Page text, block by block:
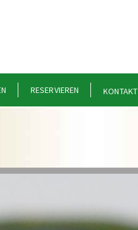
RESERVIEREN KONTAKT